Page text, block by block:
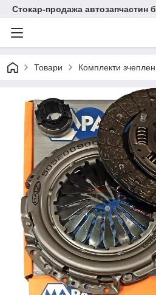
Стокар-продажа автозапчастин
Товари Комплекти